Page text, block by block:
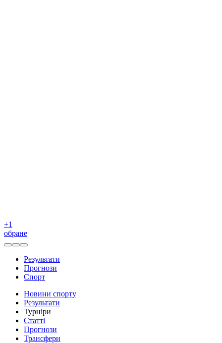
+1
обране
Результати
Прогнози
Спорт
Новини спорту
Результати
Турніри
Статті
Прогнози
Трансфери